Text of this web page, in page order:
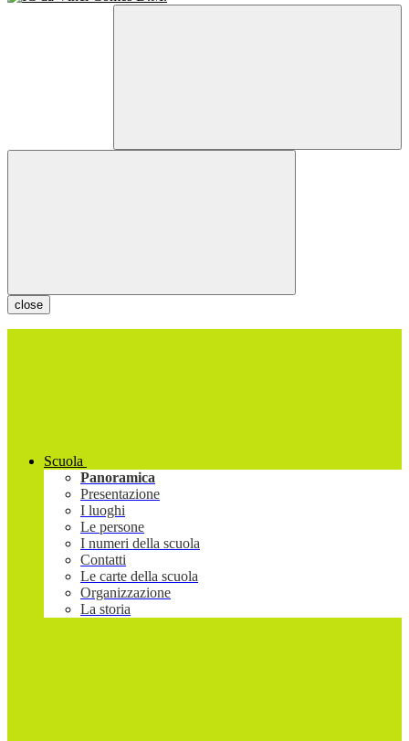
close
Scuola
Panoramica
Presentazione
I luoghi
Le persone
I numeri della scuola
Contatti
Le carte della scuola
Organizzazione
La storia